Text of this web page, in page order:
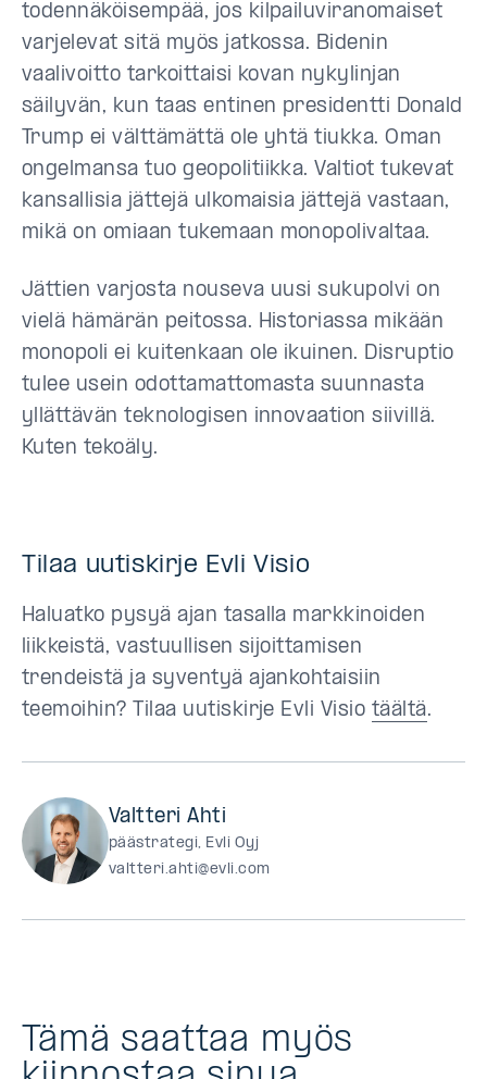
todennäköisempää, jos kilpailuviranomaiset
varjelevat sitä myös jatkossa. Bidenin
vaalivoitto tarkoittaisi kovan nykylinjan
säilyvän, kun taas entinen presidentti Donald
Trump ei välttämättä ole yhtä tiukka. Oman
ongelmansa tuo geopolitiikka. Valtiot tukevat
kansallisia jättejä ulkomaisia jättejä vastaan,
mikä on omiaan tukemaan monopolivaltaa.
Jättien varjosta nouseva uusi sukupolvi on
vielä hämärän peitossa. Historiassa mikään
monopoli ei kuitenkaan ole ikuinen. Disruptio
tulee usein odottamattomasta suunnasta
yllättävän teknologisen innovaation siivillä.
Kuten tekoäly.
Tilaa uutiskirje Evli Visio
Haluatko pysyä ajan tasalla markkinoiden
liikkeistä, vastuullisen sijoittamisen
trendeistä ja syventyä ajankohtaisiin
teemoihin? Tilaa uutiskirje Evli Visio täältä.
Valtteri Ahti
päästrategi, Evli Oyj
valtteri.ahti@evli.com
Tämä saattaa myös